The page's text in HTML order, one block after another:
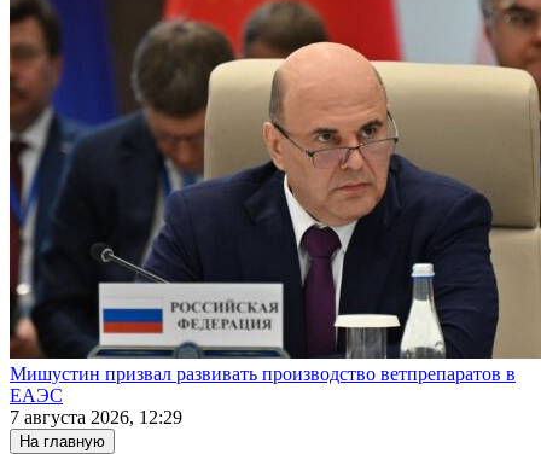
Мишустин призвал развивать производство ветпрепаратов в
ЕАЭС
7 августа 2026, 12:29
На главную